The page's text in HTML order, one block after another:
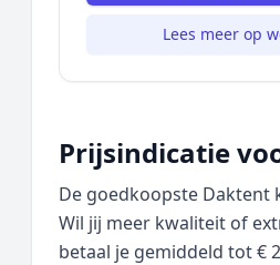
Lees meer op
Prijsindicatie
De goedkoopste Daktent
Wil jij meer kwaliteit of
betaal je gemiddeld tot €